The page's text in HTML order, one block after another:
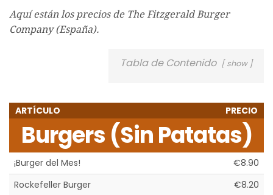
Aquí están los precios de The Fitzgerald Burger
Company (España).
Tabla de Contenido show
ARTÍCULO PRECIO
Burgers (Sin Patatas)
¡Burger del Mes!
€8.90
Rockefeller Burger
€8.20